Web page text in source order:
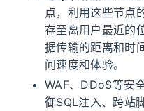
点，利用这些节点
存至离用户最近的
据传输的距离和时
问速度和体验。
WAF、DDoS等安
御SQL注入、跨站